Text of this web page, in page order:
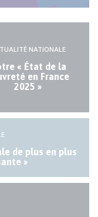
NATIONALE
« État de la
en France
2025 »
de plus en plus
»